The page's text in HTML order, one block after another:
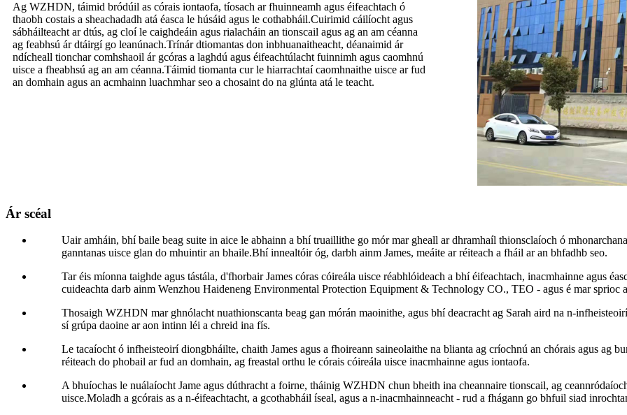
Ag WZHDN, táimid bródúil as córais iontaofa, tíosach ar fhuinneamh agus éifeachtach ó
thaobh costais a sheachadadh atá éasca le húsáid agus le cothabháil.Cuirimid cáilíocht agus
sábháilteacht ar dtús, ag cloí le caighdeáin agus rialacháin an tionscail agus ag an am céanna
ag feabhsú ár dtáirgí go leanúnach.Trínár dtiomantas don inbhuanaitheacht, déanaimid ár
ndícheall tionchar comhshaoil ​​ár gcóras a laghdú agus éifeachtúlacht fuinnimh agus caomhnú
uisce a fheabhsú ag an am céanna.Táimid tiomanta cur le hiarrachtaí caomhnaithe uisce ar fud
an domhain agus an acmhainn luachmhar seo a chosaint do na glúnta atá le teacht.
Ár scéal
Uair amháin, bhí baile beag suite in aice le abhainn a bhí truaillithe go mór mar gheall ar dhramhaíl thionsclaíoch ó
ganntanas uisce glan do mhuintir an bhaile.Bhí innealtóir óg, darbh ainm James, meáite ar réiteach a fháil ar an bhfadhb seo.
Tar éis míonna taighde agus tástála, d'fhorbair James córas cóireála uisce réabhlóideach a bhí éifeachtach, inacmhainne agus
cuideachta darb ainm Wenzhou Haideneng Environmental Protection Equipment & Technology CO., TEO - agus é mar sprioc
Thosaigh WZHDN mar ghnólacht nuathionscanta beag gan mórán maoinithe, agus bhí deacracht ag Sarah aird na n-
sí grúpa daoine ar aon intinn léi a chreid ina fís.
Le tacaíocht ó infheisteoirí diongbháilte, chaith James agus a fhoireann saineolaithe na blianta ag críochnú an chórais agus ag
réiteach do phobail ar fud an domhain, ag freastal orthu le córais cóireála uisce inacmhainne agus iontaofa.
A bhuíochas le nuálaíocht Jame agus dúthracht a foirne, tháinig WZHDN chun bheith ina cheannaire tionscail, ag
uisce.Moladh a gcórais as a n-éifeachtacht, a gcothabháil íseal, agus a n-inacmhainneacht - rud a fhágann go bhfuil siad